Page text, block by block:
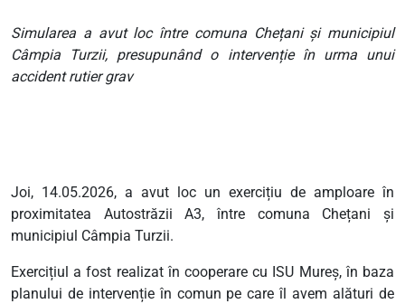
Simularea a avut loc între comuna Chețani și municipiul
Câmpia Turzii, presupunând o intervenție în urma unui
accident rutier grav
Joi, 14.05.2026, a avut loc un exercițiu de amploare în
proximitatea Autostrăzii A3, între comuna Chețani și
municipiul Câmpia Turzii.
Exercițiul a fost realizat în cooperare cu ISU Mureș, în baza
planului de intervenție în comun pe care îl avem alături de